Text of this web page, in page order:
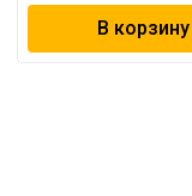
В корзину